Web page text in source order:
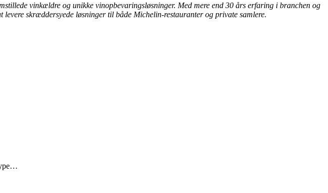
vinkældre og unikke vinopbevaringsløsninger. Med mere end 30 års erfaring i branchen og
skræddersyede løsninger til både Michelin-restauranter og private samlere.